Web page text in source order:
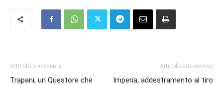
Articolo precedente
Trapani, un Questore che
Articolo successivo
Imperia, addestramento al tiro